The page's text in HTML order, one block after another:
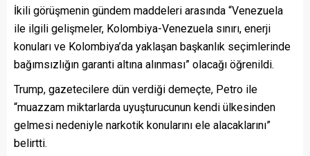
İkili görüşmenin gündem maddeleri arasında “Venezuela
ile ilgili gelişmeler, Kolombiya-Venezuela sınırı, enerji
konuları ve Kolombiya’da yaklaşan başkanlık seçimlerinde
bağımsızlığın garanti altına alınması” olacağı öğrenildi.
Trump, gazetecilere dün verdiği demeçte, Petro ile
“muazzam miktarlarda uyuşturucunun kendi ülkesinden
gelmesi nedeniyle narkotik konularını ele alacaklarını”
belirtti.